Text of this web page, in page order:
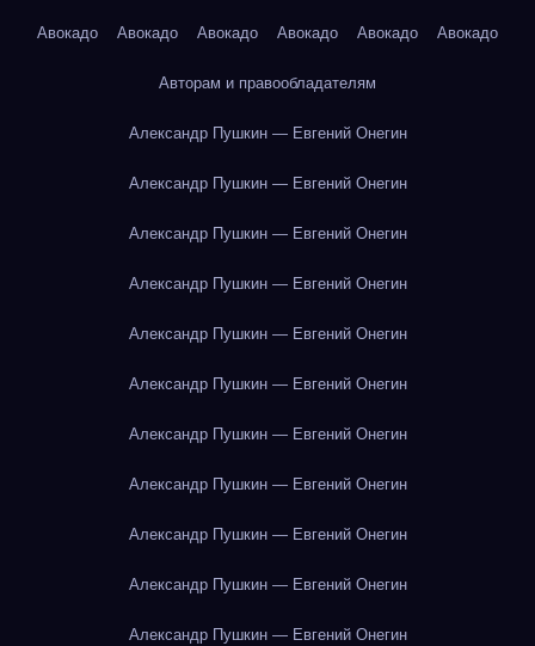
Авокадо Авокадо Авокадо Авокадо Авокадо Авокадо
Авторам и правообладателям
Александр Пушкин — Евгений Онегин
Александр Пушкин — Евгений Онегин
Александр Пушкин — Евгений Онегин
Александр Пушкин — Евгений Онегин
Александр Пушкин — Евгений Онегин
Александр Пушкин — Евгений Онегин
Александр Пушкин — Евгений Онегин
Александр Пушкин — Евгений Онегин
Александр Пушкин — Евгений Онегин
Александр Пушкин — Евгений Онегин
Александр Пушкин — Евгений Онегин